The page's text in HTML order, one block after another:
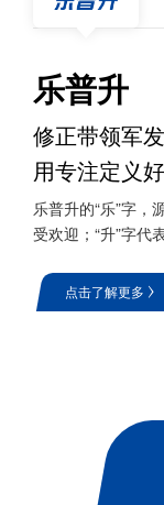
乐普升
修正带领军
用专注定义
乐普升的“乐”字，
受欢迎；“升”字代
点击了解更多